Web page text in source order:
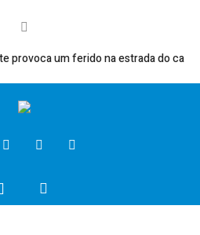
um ferido na estrada do campo